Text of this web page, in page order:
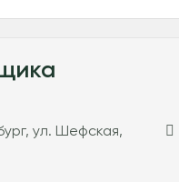
ул. Шефская,